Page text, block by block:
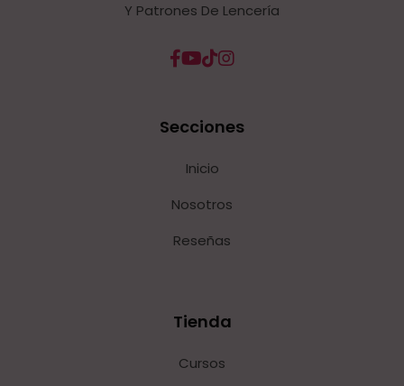
Y Patrones De Lencería
Secciones
Inicio
Nosotros
Reseñas
Tienda
Cursos